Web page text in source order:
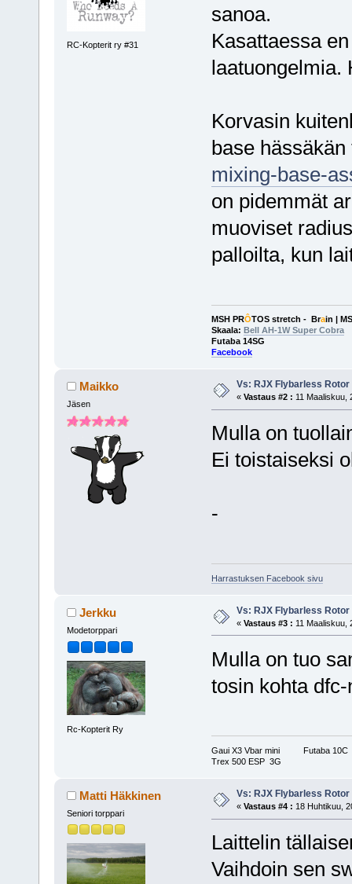
RC-Kopterit ry #31
sanoa.
Kasattaessa
Korvasin
base
mixing-base-
on pidemmät
muoviset
palloilta, kun
MSH PRÔTOS stretch - Brain |
Skaala: Bell AH-1W Super Cobra
Futaba 14SG
Facebook
Maikko
Jäsen
Vs: RJX Flybarless Rotor
« Vastaus #2 : 11 Maaliskuu,
Mulla on
Ei toistaiseksi
-
Harrastuksen Facebook sivu
Jerkku
Modetorppari
Rc-Kopterit Ry
Vs: RJX Flybarless Rotor
« Vastaus #3 : 11 Maaliskuu,
Mulla on tuo
tosin kohta
Gaui X3 Vbar mini Futaba 10C
Trex 500 ESP 3G
Matti Häkkinen
Seniori torppari
Vs: RJX Flybarless Rotor
« Vastaus #4 : 18 Huhtikuu,
Laittelin
Vaihdoin sen